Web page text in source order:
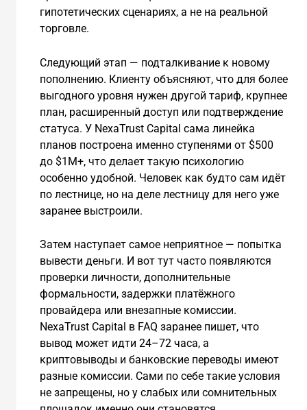
гипотетических сценариях, а не на реальной
торговле.
Следующий этап — подталкивание к новому
пополнению. Клиенту объясняют, что для более
выгодного уровня нужен другой тариф, крупнее
план, расширенный доступ или подтверждение
статуса. У NexaTrust Capital сама линейка
планов построена именно ступенями от $500
до $1M+, что делает такую психологию
особенно удобной. Человек как будто сам идёт
по лестнице, но на деле лестницу для него уже
заранее выстроили.
Затем наступает самое неприятное — попытка
вывести деньги. И вот тут часто появляются
проверки личности, дополнительные
формальности, задержки платёжного
провайдера или внезапные комиссии.
NexaTrust Capital в FAQ заранее пишет, что
вывод может идти 24–72 часа, а
криптовыводы и банковские переводы имеют
разные комиссии. Сами по себе такие условия
не запрещены, но у слабых или сомнительных